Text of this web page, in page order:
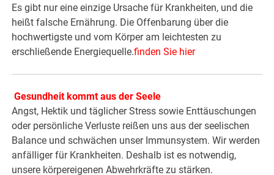
Es gibt nur eine einzige Ursache für Krankheiten, und die
heißt falsche Ernährung. Die Offenbarung über die
hochwertigste und vom Körper am leichtesten zu
erschließende Energiequelle.finden Sie hier
Gesundheit kommt aus der Seele
Angst, Hektik und täglicher Stress sowie Enttäuschungen
oder persönliche Verluste reißen uns aus der seelischen
Balance und schwächen unser Immunsystem. Wir werden
anfälliger für Krankheiten. Deshalb ist es notwendig,
unsere körpereigenen Abwehrkräfte zu stärken.